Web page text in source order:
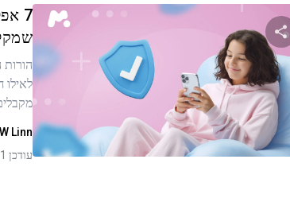
שתף מאמר זה
טוויטר פייסבוק העתקת קישור
7
Linn
עודכן 01 יונ, 2026